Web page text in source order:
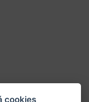
cookies